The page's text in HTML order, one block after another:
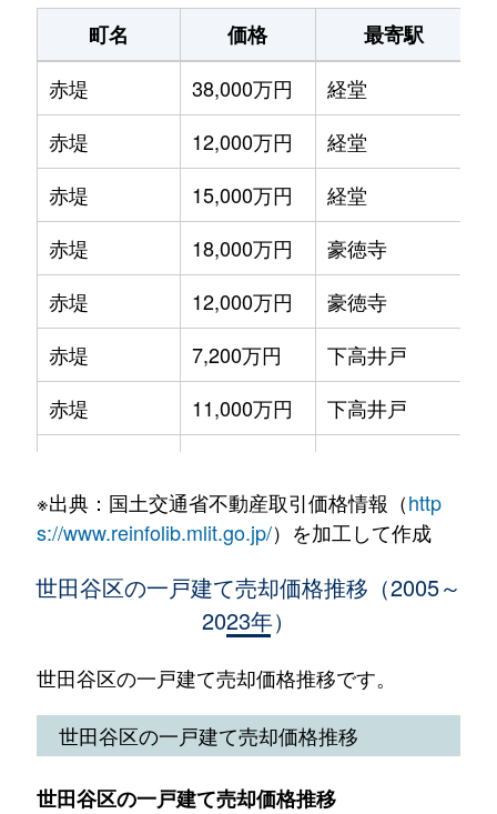
町名 価格
最寄駅
赤堤
38,000万円 経堂
赤堤
12,000万円 経堂
赤堤
15,000万円 経堂
赤堤
18,000万円 豪徳寺
赤堤
12,000万円 豪徳寺
赤堤
7,200万円 下高井戸
赤堤
11,000万円 下高井戸
赤堤
8,700万円 下高井戸
1,000万円
赤堤
60,000万円 松原(東京)
池尻
33,000万円 池尻大橋
※出典：国土交通省不動産取引価格情報（http
s://www.reinfolib.mlit.go.jp/）を加工して作成
世田谷区の一戸建て売却価格推移（2005～
2023年）
世田谷区の一戸建て売却価格推移です。
世田谷区の一戸建て売却価格推移
世田谷区の一戸建て売却価格推移